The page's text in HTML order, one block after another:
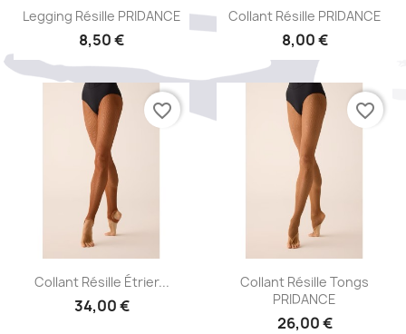
Aperçu rapide
Legging Résille PRIDANCE
8,50 €
Aperçu rapide
+1
Collant Résille PRIDANCE
8,00 €
Aperçu rapide
Collant Résille Étrier...
34,00 €
favorite_border
Aperçu rapide
Collant Résille Tongs
PRIDANCE
26,00 €
favorite_border